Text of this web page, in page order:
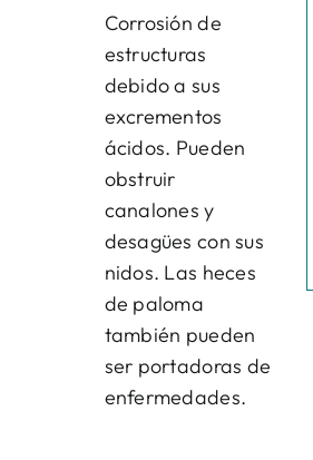
Corrosión de
estructuras
debido a sus
excrementos
ácidos. Pueden
obstruir
canalones y
desagües con sus
nidos. Las heces
de paloma
también pueden
ser portadoras de
enfermedades.